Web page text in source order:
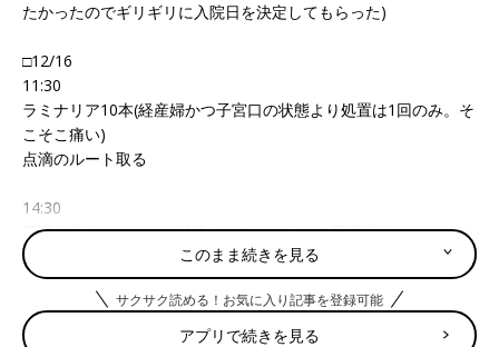
たかったのでギリギリに入院日を決定してもらった)
□12/16
11:30
ラミナリア10本(経産婦かつ子宮口の状態より処置は1回のみ。そ
こそこ痛い)
点滴のルート取る
14:30
硬膜外麻酔カテーテル挿入&テスト。腰への局所麻酔がじんわり
痛かった。カテーテルの挿入位置が悪く足のしびれを感じたた
め、挿入し直しあり。(事前にそういうことがあるとは説明聞い
ていたとはいえ、実際体験すると怖かったです)
このまま続きを見る
サクサク読める！お気に入り記事を登録可能
アプリで続きを見る